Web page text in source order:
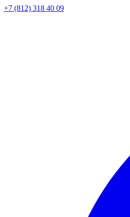
+7 (812) 318 40 09